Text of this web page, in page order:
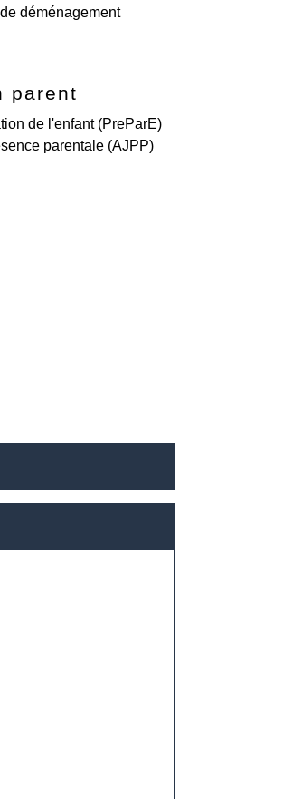
déménagement
parent
de l'enfant (PreParE)
parentale (AJPP)